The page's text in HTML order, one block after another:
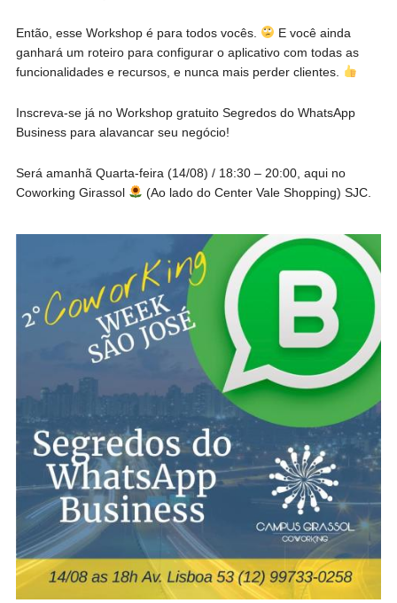
Então, esse Workshop é para todos vocês.
E você ainda
ganhará um roteiro para configurar o aplicativo com todas as
funcionalidades e recursos, e nunca mais perder clientes.
Inscreva-se já no Workshop gratuito Segredos do WhatsApp
Business para alavancar seu negócio!
Será amanhã Quarta-feira (14/08) / 18:30 – 20:00, aqui no
Coworking Girassol
(Ao lado do Center Vale Shopping) SJC.